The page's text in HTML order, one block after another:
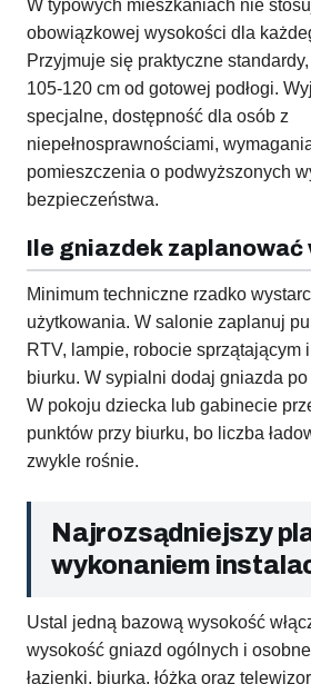
W typowych mieszkaniach nie
obowiązkowej wysokości dla
Przyjmuje się praktyczne
105-120 cm od gotowej podłogi.
specjalne, dostępność dla osób z
niepełnosprawnościami,
pomieszczenia o podwyższonych
bezpieczeństwa.
Ile gniazdek zaplanować
Minimum techniczne rzadko
użytkowania. W salonie zaplanuj
RTV, lampie, robocie sprzątającym
biurku. W sypialni dodaj gniazda po
W pokoju dziecka lub gabinecie
punktów przy biurku, bo liczba
zwykle rośnie.
Najrozsądniejszy
wykonaniem
Ustal jedną bazową wysokość
wysokość gniazd ogólnych i
łazienki, biurka, łóżka oraz